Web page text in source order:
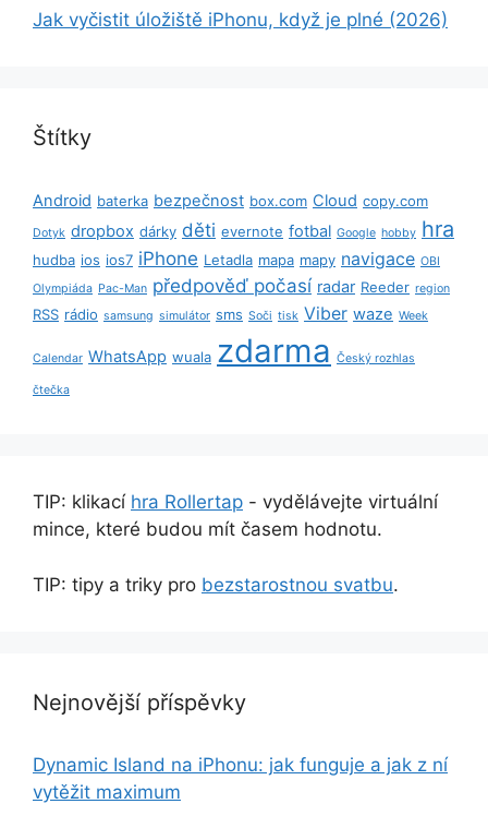
Jak vyčistit úložiště iPhonu, když je plné (2026)
Štítky
Android baterka bezpečnost box.com Cloud copy.com
Dotyk dropbox dárky děti evernote fotbal Google hobby hra
hudba ios ios7 iPhone Letadla mapa mapy navigace OBI
Olympiáda Pac-Man předpověď počasí radar Reeder region
RSS rádio samsung simulátor sms Soči tisk Viber waze Week
Calendar WhatsApp wuala zdarma Český rozhlas
čtečka
TIP: klikací hra Rollertap - vydělávejte virtuální
mince, které budou mít časem hodnotu.
TIP: tipy a triky pro bezstarostnou svatbu.
Nejnovější příspěvky
Dynamic Island na iPhonu: jak funguje a jak z ní
vytěžit maximum